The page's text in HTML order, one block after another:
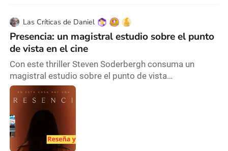
Las Críticas de Daniel
Presencia: un magistral estudio sobre el punto
de vista en el cine
Con este thriller Steven Soderbergh consuma un
magistral estudio sobre el punto de vista
cinematográfico y le da una ingeniosa e inteligente
vuelta de tuerca a un subgénero del terror. Video
reseña completa: